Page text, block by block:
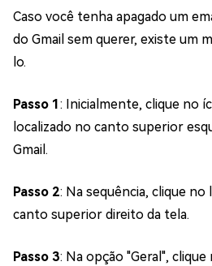
Caso você tenha apagado um
do Gmail sem querer, existe um
lo.
Passo 1 : Inicialmente, clique no
localizado no canto superior
Gmail.
Passo 2: Na sequência, clique
canto superior direito da tela.
Passo 3: Na opção "Geral",